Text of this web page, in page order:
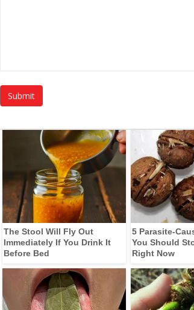
The Stool Will Fly Out
Immediately If You Drink It
Before Bed
5 Parasite-
You Should
Right Now